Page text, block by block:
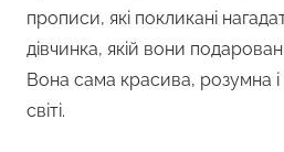
прописи, які покликані
дівчинка, якій вони
Вона сама красива, розумна
світі.